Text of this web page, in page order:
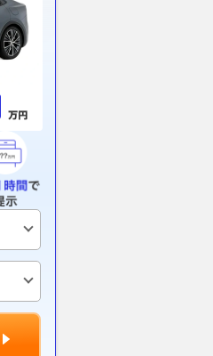
コード破りQ2直接
明けで午前は感覚が
った」／第12戦イギ